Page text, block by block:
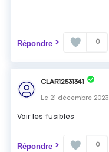
Répondre 0
CLAR12531341
Le 21 décembre 2023
Voir les fusibles
Répondre 0